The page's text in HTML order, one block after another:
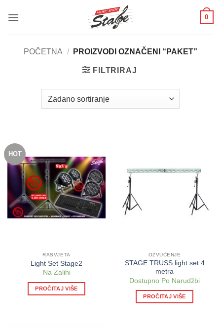
0
POČETNA / PROIZVODI OZNAČENI “PAKET”
FILTRIRAJ
HOT
RASVJETA
Light Set Stage2
Na Zalihi
PROČITAJ VIŠE
OZVUČENJE
STAGE TRUSS light set 4
metra
Dostupno Po Narudžbi
PROČITAJ VIŠE